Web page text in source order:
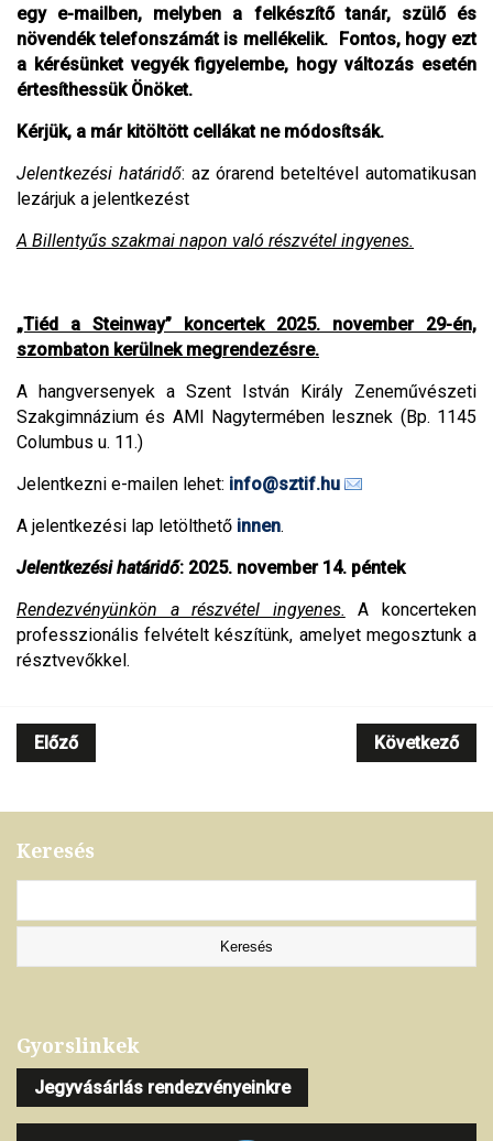
egy e-mailben, melyben a felkészítő tanár, szülő és
növendék telefonszámát is mellékelik. Fontos, hogy ezt
a kérésünket vegyék figyelembe, hogy változás esetén
értesíthessük Önöket.
Kérjük, a már kitöltött cellákat ne módosítsák.
Jelentkezési határidő: az órarend beteltével automatikusan
lezárjuk a jelentkezést
A Billentyűs szakmai napon való részvétel ingyenes.
„Tiéd a Steinway” koncertek 2025. november 29-én,
szombaton kerülnek megrendezésre.
A hangversenyek a Szent István Király Zeneművészeti
Szakgimnázium és AMI Nagytermében lesznek (Bp. 1145
Columbus u. 11.)
Jelentkezni e-mailen lehet: info@sztif.hu
A jelentkezési lap letölthető innen.
Jelentkezési határidő: 2025. november 14. péntek
Rendezvényünkön a részvétel ingyenes. A koncerteken
professzionális felvételt készítünk, amelyet megosztunk a
résztvevőkkel.
Előző Következő
Keresés
Gyorslinkek
Jegyvásárlás rendezvényeinkre